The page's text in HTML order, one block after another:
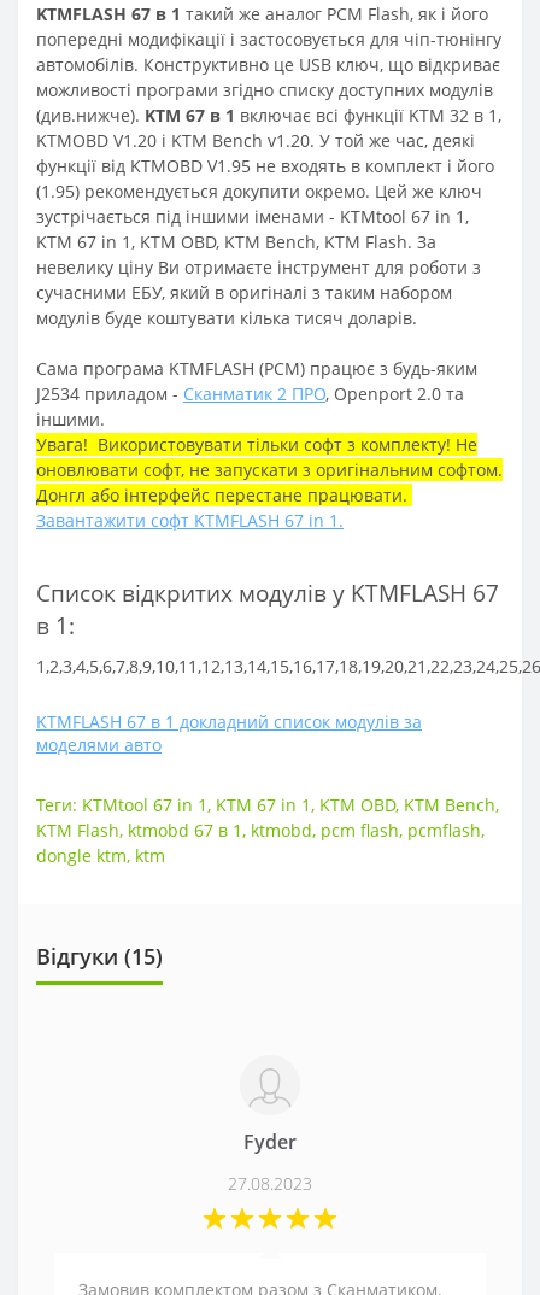
KTMFLASH 67 в 1 такий же аналог PCM Flash, як і його
попередні модифікації і застосовується для чіп-тюнінгу
автомобілів. Конструктивно це USB ключ, що відкриває
можливості програми згідно списку доступних модулів
(див.нижче). KTM 67 в 1 включає всі функції KTM 32 в 1,
KTMOBD V1.20 і KTM Bench v1.20. У той же час, деякі
функції від KTMOBD V1.95 не входять в комплект і його
(1.95) рекомендується докупити окремо. Цей же ключ
зустрічається під іншими іменами - KTMtool 67 in 1,
KTM 67 in 1, KTM OBD, KTM Bench, KTM Flash. За
невелику ціну Ви отримаєте інструмент для роботи з
сучасними ЕБУ, який в оригіналі з таким набором
модулів буде коштувати кілька тисяч доларів.
Сама програма KTMFLASH (PCM) працює з будь-яким
J2534 приладом - Сканматик 2 ПРО, Openport 2.0 та
іншими.
Увага! Використовувати тільки софт з комплекту! Не
оновлювати софт, не запускати з оригінальним софтом.
Донгл або інтерфейс перестане працювати.
Завантажити софт KTMFLASH 67 in 1.
Список відкритих модулів у KTMFLASH 67
в 1:
KTMFLASH 67 в 1 докладний список модулів за
моделями авто
Теги: KTMtool 67 in 1 , KTM 67 in 1 , KTM OBD, KTM Bench,
KTM Flash, ktmobd 67 в 1 , ktmobd, pcm flash, pcmflash,
dongle ktm, ktm
Відгуки (15)
Fyder
27.08.2023
Замовив комплектом разом з Сканматиком.